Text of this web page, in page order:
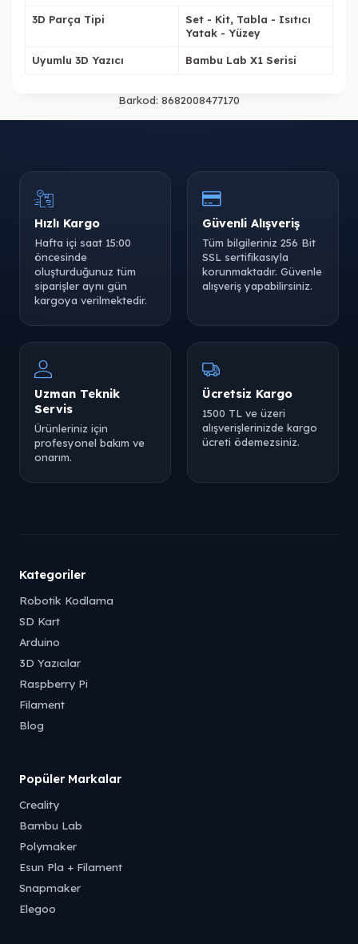
3D Parça Tipi
Set - Kit, Tabla - Isıtıcı
Yatak - Yüzey
Uyumlu 3D Yazıcı Bambu Lab X1 Serisi
Barkod: 8682008477170
Hızlı Kargo
Hafta içi saat 15:00
öncesinde
oluşturduğunuz tüm
siparişler aynı gün
kargoya verilmektedir.
Güvenli Alışveriş
Tüm bilgileriniz 256 Bit
SSL sertifikasıyla
korunmaktadır. Güvenle
alışveriş yapabilirsiniz.
Uzman Teknik
Servis
Ürünleriniz için
profesyonel bakım ve
onarım.
Ücretsiz Kargo
1500 TL ve üzeri
alışverişlerinizde kargo
ücreti ödemezsiniz.
Kategoriler
Robotik Kodlama
SD Kart
Arduino
3D Yazıcılar
Raspberry Pi
Filament
Blog
Popüler Markalar
Creality
Bambu Lab
Polymaker
Esun Pla + Filament
Snapmaker
Elegoo